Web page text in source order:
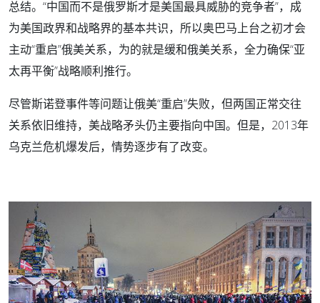
总结。“中国而不是俄罗斯才是美国最具威胁的竞争者”，成
为美国政界和战略界的基本共识，所以奥巴马上台之初才会
主动“重启”俄美关系，为的就是缓和俄美关系，全力确保“亚
太再平衡”战略顺利推行。
尽管斯诺登事件等问题让俄美“重启”失败，但两国正常交往
关系依旧维持，美战略矛头仍主要指向中国。但是，2013年
乌克兰危机爆发后，情势逐步有了改变。